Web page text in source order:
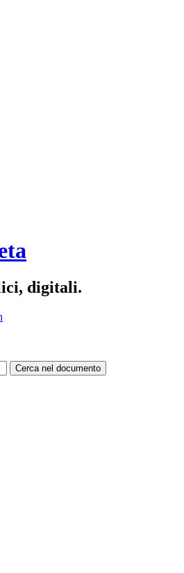
digitali.
Cerca nel documento